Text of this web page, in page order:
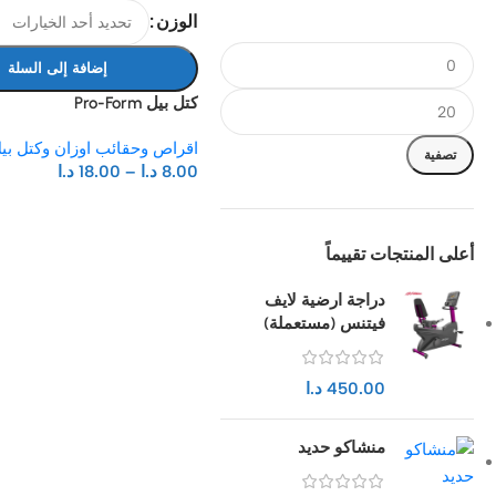
تصفية
أعلى المنتجات تقييماً
دراجة ارضية لايف
فيتنس (مستعملة)
450.00 د.ا
منشاكو حديد
الوزن
إضافة إلى السلة
كتل بيل Pro-Form
اقراص وحقائب اوزان وكتل
8.00 د.ا –
18.00 د.ا